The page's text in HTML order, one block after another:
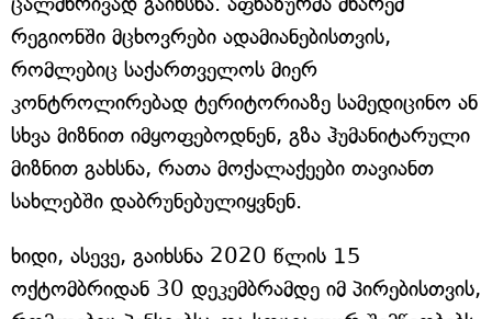
რეგიონში მცხოვრები ადამიანებისთვის,
რომლებიც საქართველოს მიერ
კონტროლირებად ტერიტორიაზე სამედიცინო ან
სხვა მიზნით იმყოფებოდნენ, გზა ჰუმანიტარული
მიზნით გახსნა, რათა მოქალაქეები თავიანთ
სახლებში დაბრუნებულიყვნენ.
ხიდი, ასევე, გაიხსნა 2020 წლის 15
ოქტომბრიდან 30 დეკემბრამდე იმ პირებისთვის,